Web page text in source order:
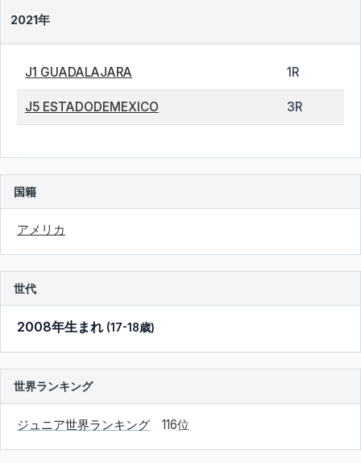
2021年
J1 GUADALAJARA 1R
J5 ESTADODEMEXICO 3R
国籍
アメリカ
世代
2008年生まれ (17-18歳)
世界ランキング
ジュニア世界ランキング 116位